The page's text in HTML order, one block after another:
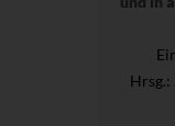
Hrsg.: